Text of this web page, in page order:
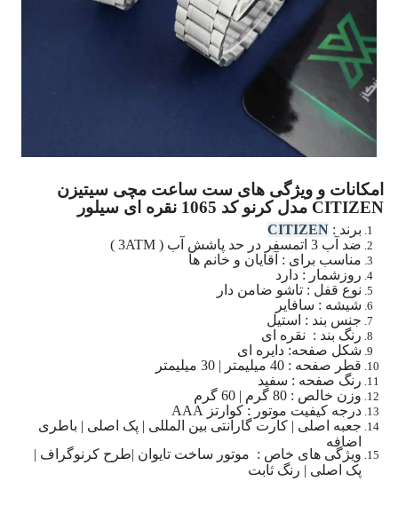
امکانات و ویژگی های ست ساعت مچی سیتیزن
CITIZEN مدل کرنو کد 1065 نقره ای سیلور
برند :CITIZEN
ضد آب 3 اتمسفر در حد پاشش آب ( 3ATM )
مناسب برای : آقایان و خانم ها
روزشمار : دارد
نوع قفل : تاشو ضامن دار
شیشه : سافایر
جنس بند : استیل
رنگ بند : نقره ای
شکل صفحه: دایره ای
قطر صفحه : 40 میلیمتر | 30 میلیمتر
رنگ صفحه : سفید
وزن خالص : 80 گرم | 60 گرم
درجه کیفیت موتور : کوارتز AAA
جعبه اصلی | کارت گارانتی بین المللی | پک اصلی | باطری
اضافه
ویژگی های خاص : موتور ساخت تایوان |طرح کرنوگراف |
پک اصلی | رنگ ثابت